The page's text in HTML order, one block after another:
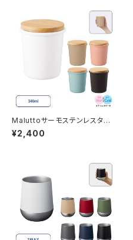
Maluttoサーモステンレスタン
ブラー MG 340ml
¥2,400